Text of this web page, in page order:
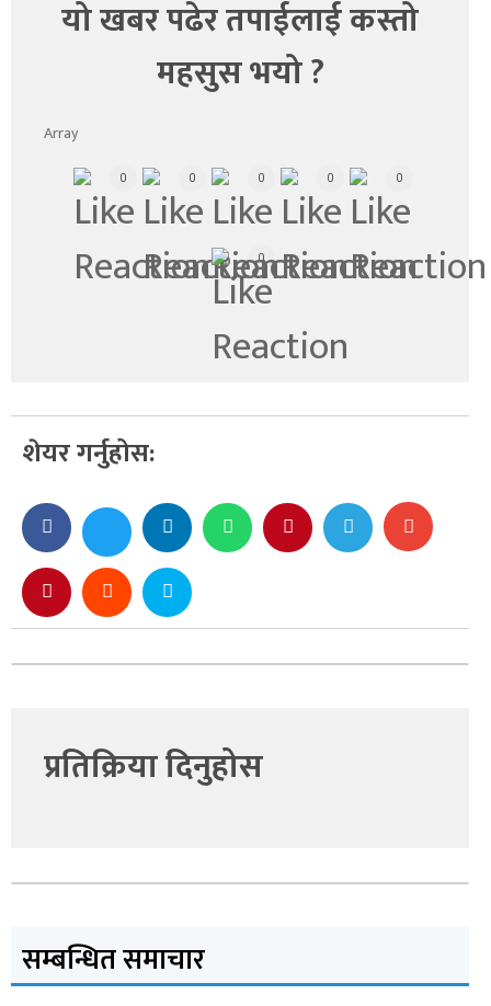
यो खबर पढेर तपाईलाई कस्तो
महसुस भयो ?
Array
0 0 0 0 0
0
शेयर गर्नुहोस:
प्रतिक्रिया दिनुहोस
सम्बन्धित समाचार